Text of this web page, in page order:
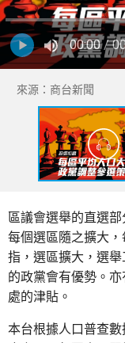
00:00/
來源：商台新聞
區議會選舉的直選
每個選區隨之擴大
指，選區擴大，選
的政黨會有優勢。
處的津貼。
本台根據人口普查